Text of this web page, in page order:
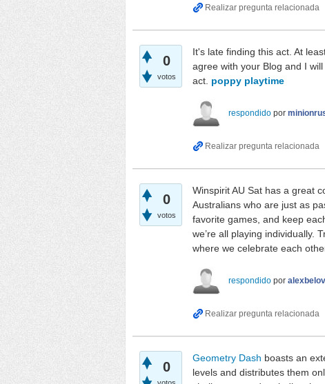
0
votos
It's late finding this act. At
agree with your Blog and I
act. poppy playtime
respondido por
0
votos
Winspirit AU Sat has a great
Australians who are just as
favorite games, and keep
we’re all playing individually.
where we celebrate each
respondido por
0
Geometry Dash boasts an
levels and distributes them